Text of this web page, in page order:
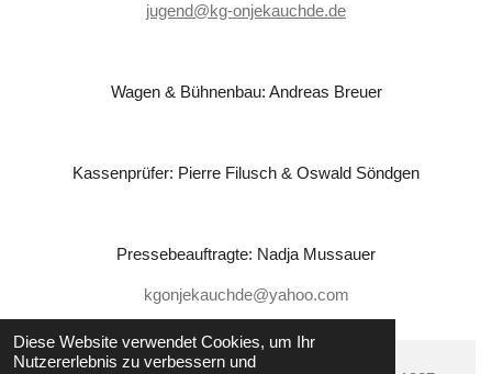
Diese Website verwendet Cookies, um Ihr
Nutzererlebnis zu verbessern und
jugend@kg-onjekauchde.de
Wagen & Bühnenbau: Andreas Breuer
Kassenprüfer: Pierre Filusch & Oswald Söndgen
Pressebeauftragte: Nadja Mussauer
kgonjekauchde@yahoo.com